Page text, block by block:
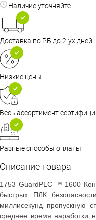
Наличие уточняйте
Доставка по РБ до 2-ух дней
Низкие цены
Весь ассортимент
Разные способы оплаты
Описание товара
1753 GuardPLC ™ 1600
быстрых ПЛК
миллисекунд пропускную
среднее время наработки